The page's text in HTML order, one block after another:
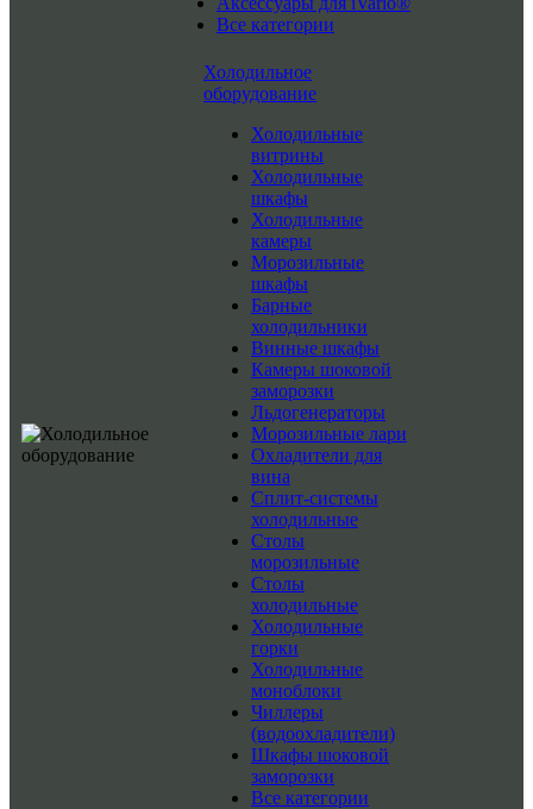
Все категории
Холодильное
оборудование
Холодильные
витрины
Холодильные
шкафы
Холодильные
камеры
Морозильные
шкафы
Барные
холодильники
Винные шкафы
Камеры шоковой
заморозки
Льдогенераторы
Морозильные лари
Охладители для
вина
Сплит-системы
холодильные
Столы
морозильные
Столы
холодильные
Холодильные
горки
Холодильные
моноблоки
Чиллеры
(водоохладители)
Шкафы шоковой
заморозки
Все категории